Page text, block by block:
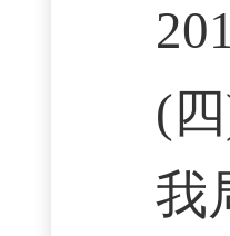
(
我